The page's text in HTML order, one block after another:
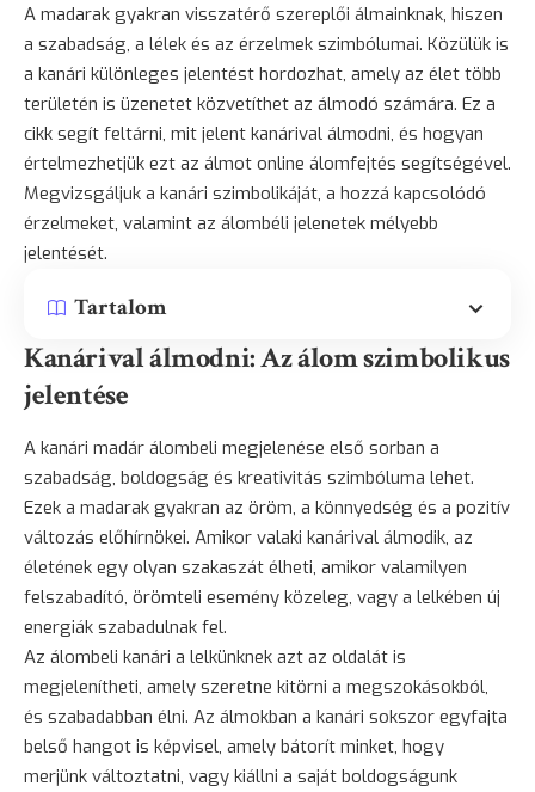
A madarak gyakran visszatérő szereplői álmainknak, hiszen
a szabadság, a lélek és az érzelmek szimbólumai. Közülük is
a kanári különleges jelentést hordozhat, amely az élet több
területén is üzenetet közvetíthet az álmodó számára. Ez a
cikk segít feltárni, mit jelent kanárival álmodni, és hogyan
értelmezhetjük ezt az álmot online álomfejtés segítségével.
Megvizsgáljuk a kanári szimbolikáját, a hozzá kapcsolódó
érzelmeket, valamint az álombéli jelenetek mélyebb
jelentését.
Tartalom
Kanárival álmodni: Az álom szimbolikus
jelentése
A kanári madár álombeli megjelenése első sorban a
szabadság, boldogság és kreativitás szimbóluma lehet.
Ezek a madarak gyakran az öröm, a könnyedség és a pozitív
változás előhírnökei. Amikor valaki kanárival álmodik, az
életének egy olyan szakaszát élheti, amikor valamilyen
felszabadító, örömteli esemény közeleg, vagy a lelkében új
energiák szabadulnak fel.
Az álombeli kanári a lelkünknek azt az oldalát is
megjelenítheti, amely szeretne kitörni a megszokásokból,
és szabadabban élni. Az álmokban a kanári sokszor egyfajta
belső hangot is képvisel, amely bátorít minket, hogy
merjünk változtatni, vagy kiállni a saját boldogságunk